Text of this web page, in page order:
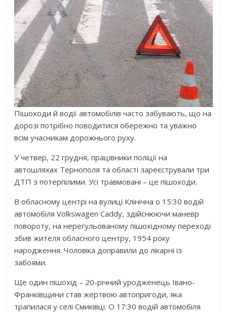
Пішоходи й водії автомобілів часто забувають, що на
дорозі потрібно поводитися обережно та уважно
всім учасникам дорожнього руху.
У четвер, 22 грудня, працівники поліції на
автошляхах Тернополя та області зареєстрували три
ДТП з потерпілими. Усі травмовані – це пішоходи.
В обласному центрі на вулиці Клінічна о 15:30 водій
автомобіля Volkswagen Caddy, здійснюючи маневр
повороту, на нерегульованому пішохідному переході
збив жителя обласного центру, 1954 року
народження. Чоловіка доправили до лікарні із
забоями.
Ще один пішохід – 20-річний уродженець Івано-
Франківщини став жертвою автопригоди, яка
трапилася у селі Смиківці. О 17:30 водій автомобіля